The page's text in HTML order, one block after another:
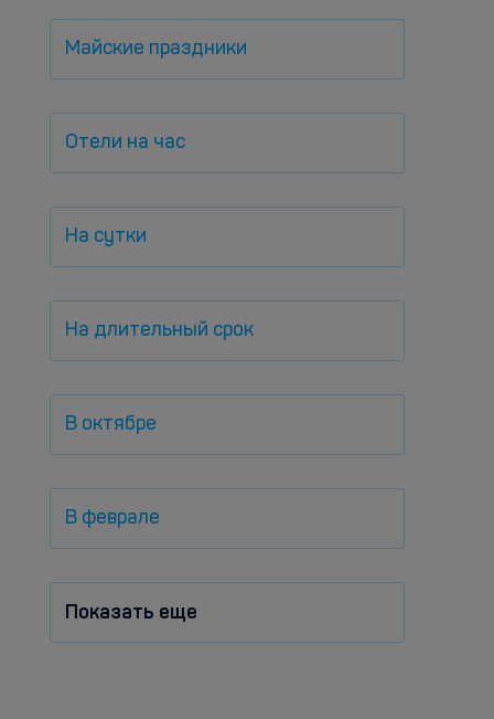
Майские праздники
Отели на час
На сутки
На длительный срок
В октябре
В феврале
Показать еще